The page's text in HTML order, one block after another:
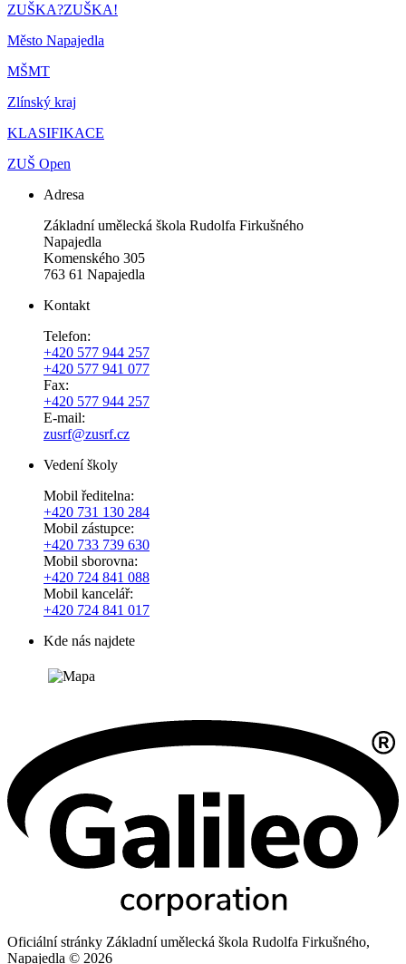
ZUŠKA?ZUŠKA!
Město Napajedla
MŠMT
Zlínský kraj
KLASIFIKACE
ZUŠ Open
Adresa
Základní umělecká škola Rudolfa Firkušného
Napajedla
Komenského 305
763 61 Napajedla
Kontakt
Telefon:
+420 577 944 257
+420 577 941 077
Fax:
+420 577 944 257
E-mail:
zusrf@zusrf.cz
Vedení školy
Mobil ředitelna:
+420 731 130 284
Mobil zástupce:
+420 733 739 630
Mobil sborovna:
+420 724 841 088
Mobil kancelář:
+420 724 841 017
Kde nás najdete
Oficiální stránky Základní umělecká škola Rudolfa Firkušného,
Napajedla © 2026